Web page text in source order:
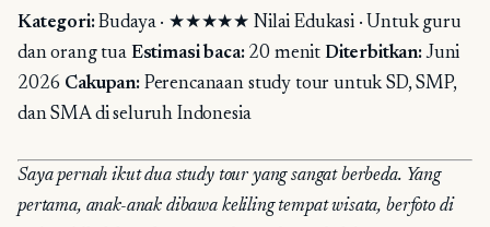
Kategori:Budaya · ★★★★★ Nilai Edukasi · Untuk guru
dan orang tua Estimasi baca:20 menit Diterbitkan:Juni
2026 Cakupan:Perencanaan study tour untuk SD, SMP,
dan SMA di seluruh Indonesia
Saya pernah ikut dua study tour yang sangat berbeda. Yang
pertama, anak-anak dibawa keliling tempat wisata, berfoto di